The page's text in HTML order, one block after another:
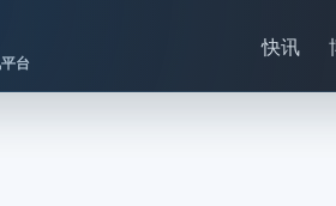
台
快讯